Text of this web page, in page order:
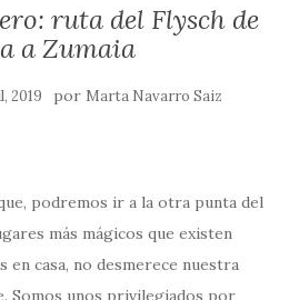
ruta del Flysch de
a Zumaia
2019 por Marta Navarro Saiz
podremos ir a la otra punta del
más mágicos que existen
en casa, no desmerece nuestra
Somos unos privilegiados por